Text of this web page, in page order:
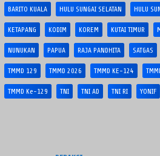
BARITO KUALA HULU SUNGAI SELATAN HULU
KETAPANG KODIM KOREM KUTAI TIMUR
NUNUKAN PAPUA RAJA PANDHITA SATGAS
TMMD 129 TMMD 2026 TMMD KE-124
TMMD Ke-129 TNI TNI AD TNI RI YONIF